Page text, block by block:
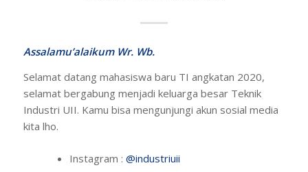
Assalamu’alaikum Wr. Wb.
Selamat datang mahasiswa baru TI angkatan 2020,
selamat bergabung menjadi keluarga besar Teknik
Industri UII. Kamu bisa mengunjungi akun sosial media
kita lho.
Instagram : @industriuii